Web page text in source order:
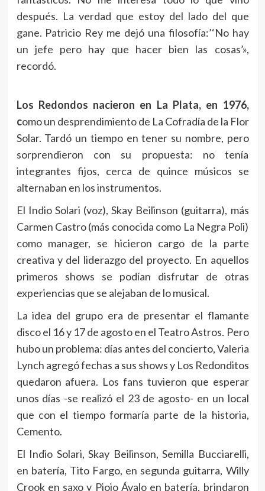
después. La verdad que estoy del lado del que
gane. Patricio Rey me dejó una filosofía:’‘No hay
un jefe pero hay que hacer bien las cosas’»,
recordó.
Los Redondos nacieron en La Plata, en 1976,
como un desprendimiento de La Cofradía de la Flor
Solar. Tardó un tiempo en tener su nombre, pero
sorprendieron con su propuesta: no tenía
integrantes fijos, cerca de quince músicos se
alternaban en los instrumentos.
El Indio Solari (voz), Skay Beilinson (guitarra), más
Carmen Castro (más conocida como La Negra Poli)
como manager, se hicieron cargo de la parte
creativa y del liderazgo del proyecto. En aquellos
primeros shows se podían disfrutar de otras
experiencias que se alejaban de lo musical.
La idea del grupo era de presentar el flamante
disco el 16 y 17 de agosto en el Teatro Astros. Pero
hubo un problema: días antes del concierto, Valeria
Lynch agregó fechas a sus shows y Los Redonditos
quedaron afuera. Los fans tuvieron que esperar
unos días -se realizó el 23 de agosto- en un local
que con el tiempo formaría parte de la historia,
Cemento.
El Indio Solari, Skay Beilinson, Semilla Bucciarelli,
en batería, Tito Fargo, en segunda guitarra, Willy
Crook en saxo y Piojo Ávalo en batería, brindaron